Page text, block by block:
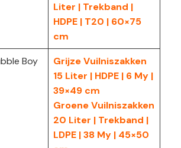
Liter | Trekband |
HDPE | T20 | 60×75
cm
Boy
Grijze Vuilniszakken
15 Liter | HDPE | 6 My |
39×49 cm
Groene Vuilniszakken
20 Liter | Trekband |
LDPE | 38 My | 45×50